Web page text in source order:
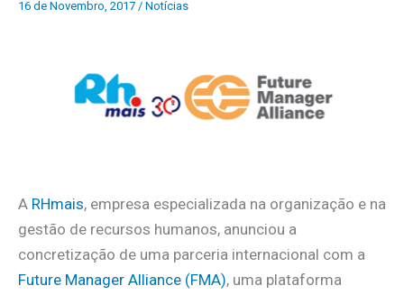
16 de Novembro, 2017 / Notícias
A RHmais, empresa especializada na organização e na
gestão de recursos humanos, anunciou a
concretização de uma parceria internacional com a
Future Manager Alliance (FMA), uma plataforma